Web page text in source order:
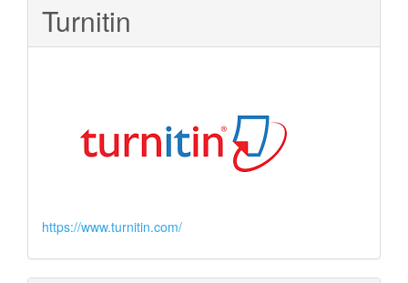
Turnitin
https://www.turnitin.com/